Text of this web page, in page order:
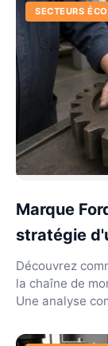
SECTEURS
Marque
stratégie
Découvrez
la chaîne de
Une analyse